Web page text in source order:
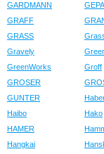
GARDMANN
GRAFF
GRASS
Gravely
GreenWorks
Groff
GROSER
GUNTER
Haibo
Hako
HAMER
Hangkai